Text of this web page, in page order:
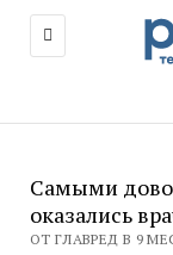
Самыми
оказались
ОТ ГЛАВРЕД В 9